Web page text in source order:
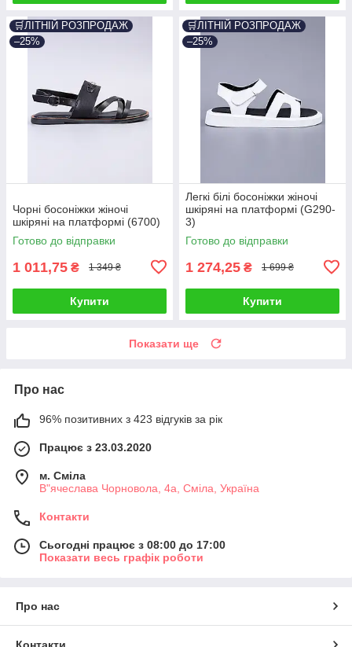
🛒ЛІТНІЙ РОЗПРОДАЖ
–25%
Чорні босоніжки жіночі
шкіряні на платформі (6700)
Готово до відправки
1 011,75 ₴ 1 349 ₴
Купити
🛒ЛІТНІЙ РОЗПРОДАЖ
–25%
Легкі білі босоніжки жіночі
шкіряні на платформі (G290-
3)
Готово до відправки
1 274,25 ₴ 1 699 ₴
Купити
Показати ще
Про нас
96% позитивних з 423 відгуків за рік
Працює з 23.03.2020
м. Сміла
В"ячеслава Чорновола, 4а, Сміла, Україна
Контакти
Сьогодні працює з 08:00 до 17:00
Показати весь графік роботи
Про нас